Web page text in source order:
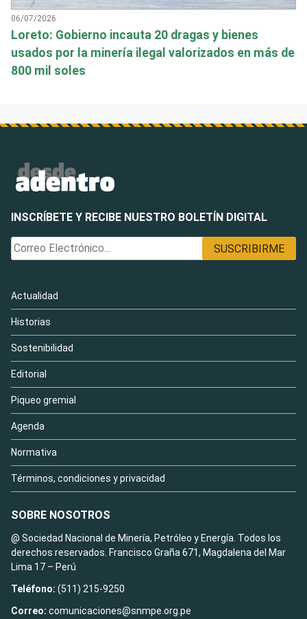
06/07/2026
Loreto: Gobierno incauta 20 dragas y bienes
usados por la minería ilegal valorizados en más de
800 mil soles
INSCRÍBETE Y RECIBE NUESTRO BOLETÍN DIGITAL
Actualidad
Historias
Sostenibilidad
Editorial
Piqueo gremial
Agenda
Normativa
Términos, condiciones y privacidad
SOBRE NOSOTROS
@ Sociedad Nacional de Minería, Petróleo y Energía. Todos los
derechos reservados. Francisco Graña 671, Magdalena del Mar
Lima 17 – Perú
Teléfono: (511) 215-9250
Correo: comunicaciones@snmpe.org.pe